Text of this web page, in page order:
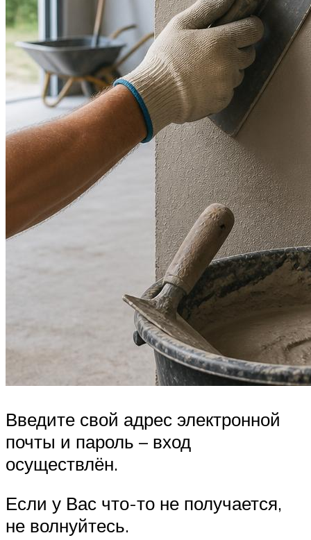
Введите свой адрес электронной
почты и пароль – вход
осуществлён.
Если у Вас что-то не получается,
не волнуйтесь.